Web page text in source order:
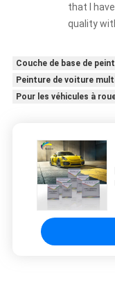
that I
quality
Couche de base de
Peinture de voiture
Pour les véhicules à